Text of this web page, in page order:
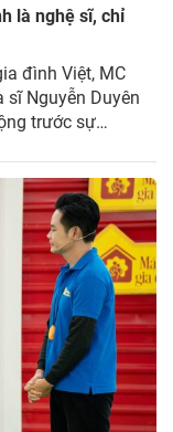
là nghệ sĩ, chỉ
đình Việt, MC
Nguyễn Duyên
trước sự
nặng. Em...